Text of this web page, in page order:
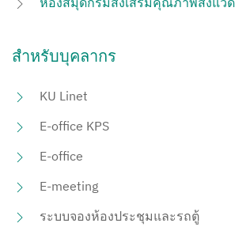
สำหรับบุคลากร
KU Linet
E-office KPS
E-office
E-meeting
ระบบจองห้องประชุมและรถตู้